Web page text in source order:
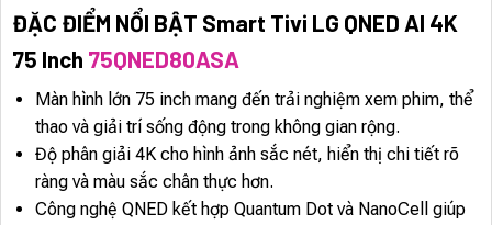
ĐẶC ĐIỂM NỔI BẬT Smart Tivi LG QNED AI 4K
75 Inch 75QNED80ASA
Màn hình lớn 75 inch mang đến trải nghiệm xem phim, thể
thao và giải trí sống động trong không gian rộng.
Độ phân giải 4K cho hình ảnh sắc nét, hiển thị chi tiết rõ
ràng và màu sắc chân thực hơn.
Công nghệ QNED kết hợp Quantum Dot và NanoCell giúp